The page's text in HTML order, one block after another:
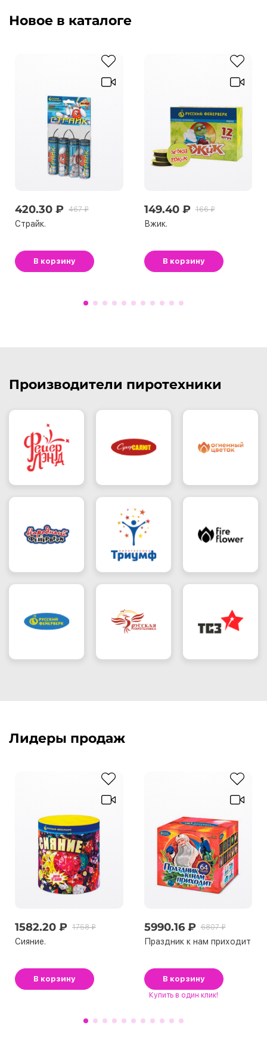
Новое в каталоге
420.30 ₽ 467 ₽
Страйк.
В корзину
149.40 ₽ 166 ₽
Вжик.
В корзину
Производители пиротехники
Лидеры продаж
1582.20 ₽ 1758 ₽
Сияние.
В корзину
5990.16 ₽ 6807 ₽
Праздник к нам приходит
В корзину
Купить в один клик!